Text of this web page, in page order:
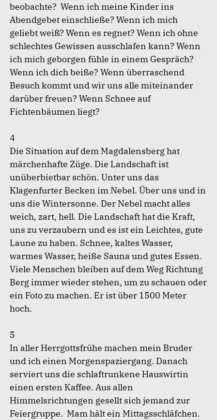
beobachte? Wenn ich meine Kinder ins
Abendgebet einschließe? Wenn ich mich
geliebt weiß? Wenn es regnet? Wenn ich ohne
schlechtes Gewissen ausschlafen kann? Wenn
ich mich geborgen fühle in einem Gespräch?
Wenn ich dich beiße? Wenn überraschend
Besuch kommt und wir uns alle miteinander
darüber freuen? Wenn Schnee auf
Fichtenbäumen liegt?
4
Die Situation auf dem Magdalensberg hat
märchenhafte Züge. Die Landschaft ist
unüberbietbar schön. Unter uns das
Klagenfurter Becken im Nebel. Über uns und in
uns die Wintersonne. Der Nebel macht alles
weich, zart, hell. Die Landschaft hat die Kraft,
uns zu verzaubern und es ist ein Leichtes, gute
Laune zu haben. Schnee, kaltes Wasser,
warmes Wasser, heiße Sauna und gutes Essen.
Viele Menschen bleiben auf dem Weg Richtung
Berg immer wieder stehen, um zu schauen oder
ein Foto zu machen. Er ist über 1500 Meter
hoch.
5
In aller Herrgottsfrühe machen mein Bruder
und ich einen Morgenspaziergang. Danach
serviert uns die schlaftrunkene Hauswirtin
einen ersten Kaffee. Aus allen
Himmelsrichtungen gesellt sich jemand zur
Feiergruppe. Mam hält ein Mittagsschläfchen.